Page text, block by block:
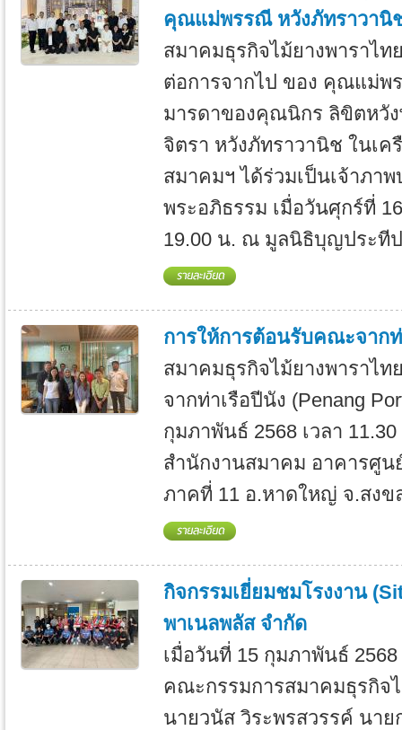
คุณแม่พรรณี หวังภัทราวานิ
สมาคมธุรกิจไม้ยางพาราไท
ต่อการจากไป ของ คุณแม่พ
มารดาของคุณนิกร ลิขิตห
จิตรา หวังภัทราวานิช ในเ
สมาคมฯ ได้ร่วมเป็นเจ้าภา
พระอภิธรรม เมื่อวันศุกร์ที่
19.00 น. ณ มูลนิธิบุญประที
การให้การต้อนรับคณะจาก
สมาคมธุรกิจไม้ยางพาราไ
จากท่าเรือปีนัง (Penang
กุมภาพันธ์ 2568 เวลา
สำนักงานสมาคม อาคารศูน
ภาคที่ 11 อ.หาดใหญ่ จ.สงข
กิจกรรมเยี่ยมชมโรงงาน
พาเนลพลัส จำกัด
เมื่อวันที่ 15 กุมภาพันธ์ 2568
คณะกรรมการสมาคมธุรกิจ
นายวนัส วิระพรสวรรค์ นา